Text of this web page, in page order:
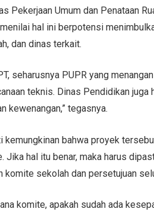
Pekerjaan Umum dan Penataan
hal ini berpotensi
dan dinas terkait.
seharusnya PUPR yang
teknis. Dinas Pendidikan
kewenangan,” tegasnya.
kemungkinan bahwa proyek
Jika hal itu benar, maka harus
komite sekolah dan persetujuan
komite, apakah sudah ada